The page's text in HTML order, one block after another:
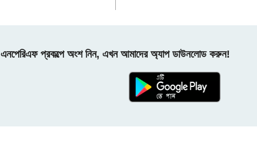
এনপেরিএফ প্রকল্পে অংশ নিন, এখন আমাদের অ্যাপ ডাউনলোড করুন!